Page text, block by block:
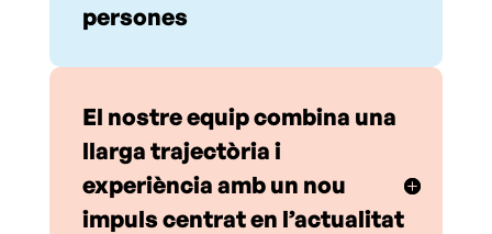
persones
El nostre equip combina una
llarga trajectòria i
experiència amb un nou
impuls centrat en l’actualitat